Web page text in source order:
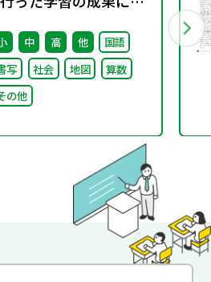
成績評価について（通
中 高 他
国語
写
社会 地図
算数
の他